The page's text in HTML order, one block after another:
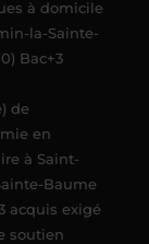
à domicile
la-Sainte-
Bac+3
de
en
à Saint-
Baume
acquis exigé
soutien